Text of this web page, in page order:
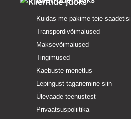
Kuidas me pakime teie saadetisi
Transpordivõimalused
Maksevõimalused
Tingimused
Kaebuste menetlus
Lepingust taganemine siin
Ülevaade teenustest
Privaatsuspoliitika